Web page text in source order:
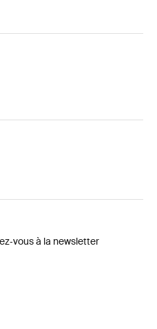
18L Olivine
Backpack 18L Noir (selected)
à la newsletter